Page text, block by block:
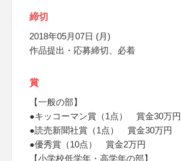
締切
2018年05月07日 (月)
作品提出・応募締切、必着
賞
【一般の部】
●キッコーマン賞（1点） 賞金30万円
●読売新聞社賞（1点） 賞金30万円
●優秀賞（10点） 賞金2万円
【小学校低学年・高学年の部】